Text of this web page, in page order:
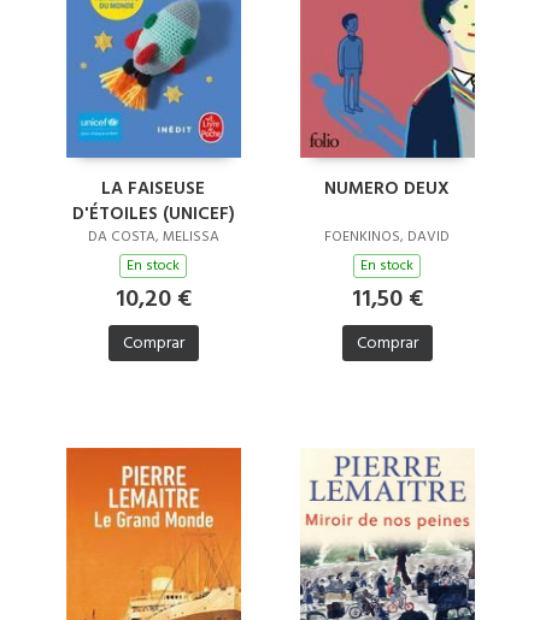
LA FAISEUSE
D'ÉTOILES (UNICEF)
DA COSTA, MELISSA
En stock
10,20 €
Comprar
NUMERO DEUX
FOENKINOS, DAVID
En stock
11,50 €
Comprar